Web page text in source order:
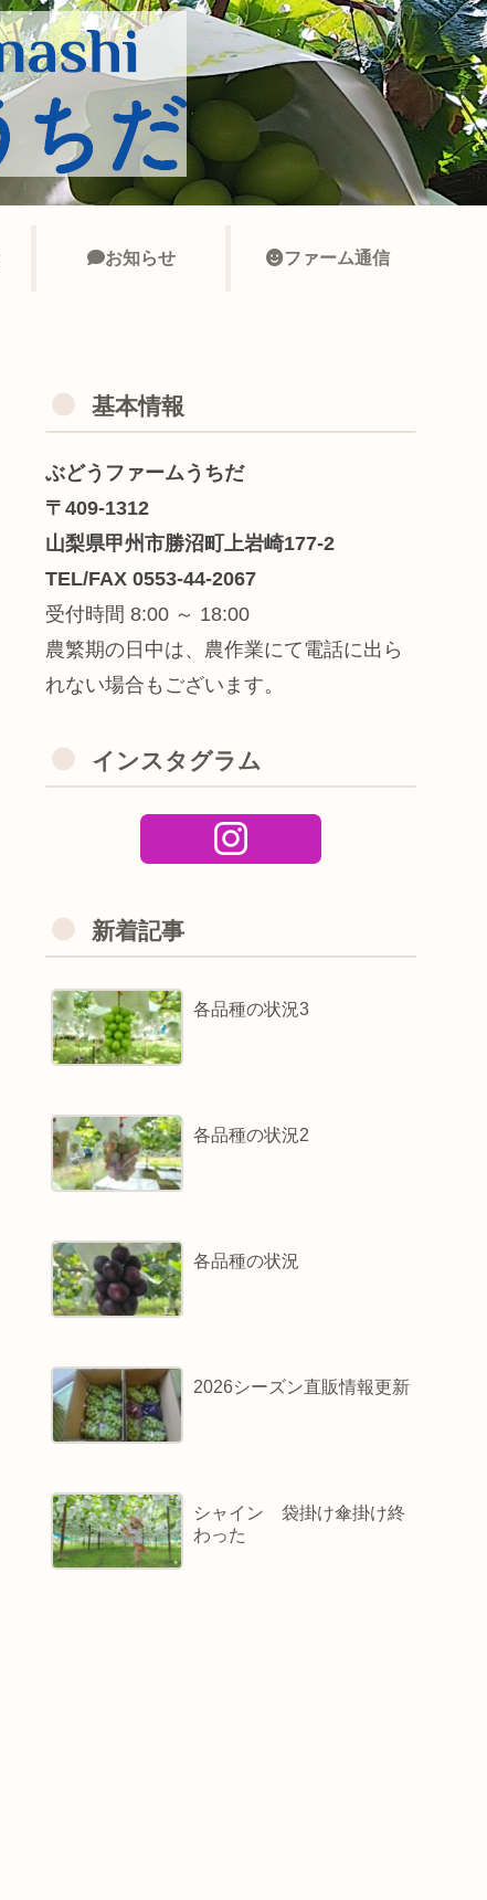
お知らせ ファーム通信
基本情報
ぶどうファームうちだ
〒409-1312
山梨県甲州市勝沼町上岩崎177-2
TEL/FAX 0553-44-2067
受付時間 8:00 ～ 18:00
農繁期の日中は、農作業にて電話に出ら
れない場合もございます。
インスタグラム
新着記事
各品種の状況3
各品種の状況2
各品種の状況
2026シーズン直販情報更新
シャイン 袋掛け傘掛け終
わった